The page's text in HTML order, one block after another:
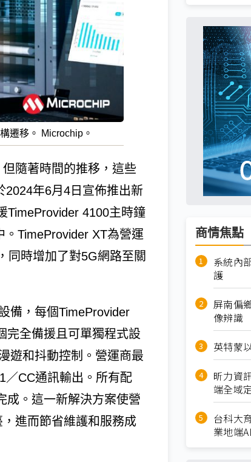
遷移。 Microchip。
隨著時間的推移，這些
2024年6月4日宣佈推出新
TimeProvider 4100主時鐘
TimeProvider XT為營運
同時增加了對5G網路至關
備，每個TimeProvider
完全備援且可單獨程式設
遊和抖動控制。營運商最
／CC通訊輸出。所有配
成。這一新解決方案使營
進而節省維護和服務成
商情焦點
系統內
護
屏南偏
像辨識
英特蒙
昕力資
端全域
台科大
業地端